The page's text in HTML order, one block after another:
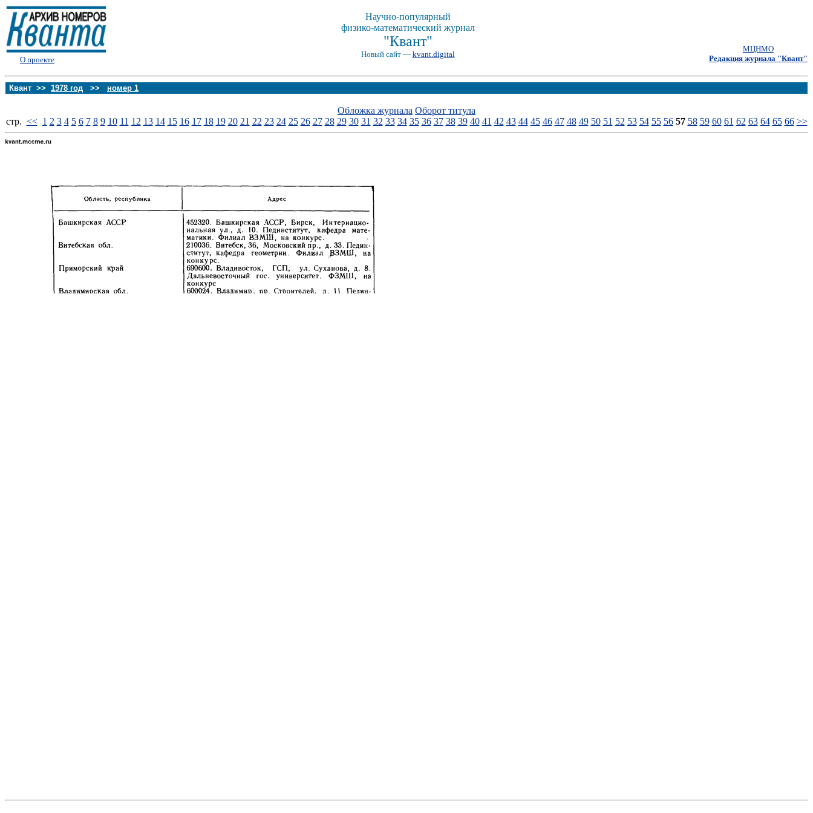
О проекте
Научно-популярный
физико-математический журнал
"Квант"
Новый сайт — kvant.digital
МЦНМО
Редакция журнала "Квант"
Квант >> 1978 год >> номер 1
Обложка журнала Оборот титула
стp. << 1 2 3 4 5 6 7 8 9 10 11 12 13 14 15 16 17 18 19 20 21 22 23 24 25 26 27 28 29 30 31 32 33 34 35 36 37 38 39 40 41 42 43 44 45 46 47 48 49 50 51 52 53 54 55 56 57 58 59 60 61 62 63 64 65 66 >>